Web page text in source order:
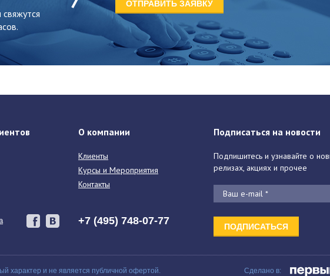
О компании
Клиенты
Курсы и Мероприятия
Контакты
+7 (495) 748-07-77
Подписаться на новости
Подпишитесь и узнавайте о
релизах, акциях и прочее
характер и не является публичной офертой. Сделано в: